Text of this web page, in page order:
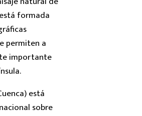
formada
permiten a
importante
está
sobre